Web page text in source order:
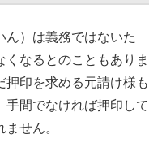
ん）は義務ではないた
なるとのこともありま
押印を求める元請け様も
手間でなければ押印して
せん。